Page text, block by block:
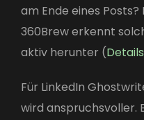
am Ende eines
360Brew erkennt
aktiv herunter (
Für LinkedIn
wird anspruchsvoller.